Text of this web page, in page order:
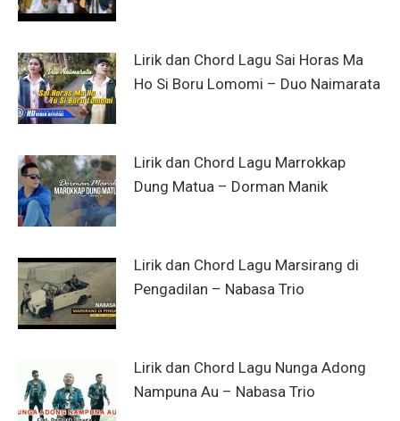
Lirik dan Chord Lagu Sai Horas Ma
Ho Si Boru Lomomi – Duo Naimarata
Lirik dan Chord Lagu Marrokkap
Dung Matua – Dorman Manik
Lirik dan Chord Lagu Marsirang di
Pengadilan – Nabasa Trio
Lirik dan Chord Lagu Nunga Adong
Nampuna Au – Nabasa Trio